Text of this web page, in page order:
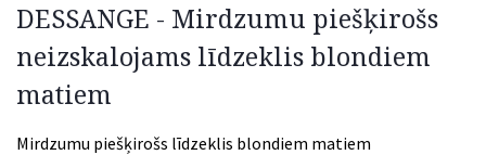
DESSANGE - Mirdzumu piešķirošs
neizskalojams līdzeklis blondiem
matiem
Mirdzumu piešķirošs līdzeklis blondiem matiem​